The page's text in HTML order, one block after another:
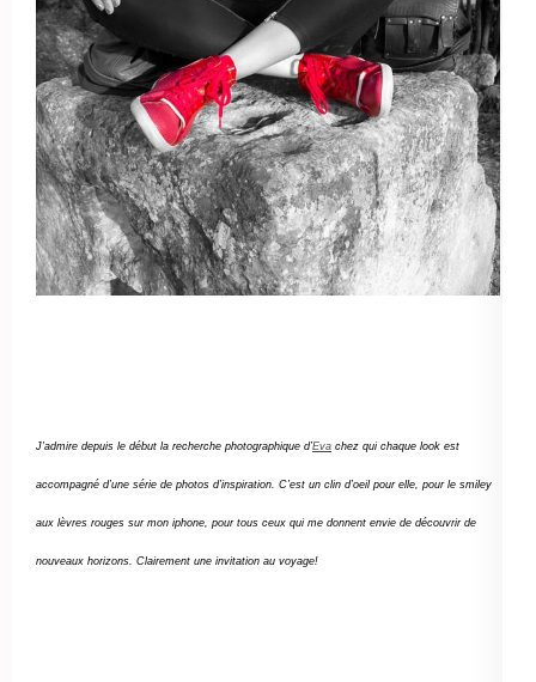
J’admire depuis le début la recherche photographique d’Eva chez qui chaque look est
accompagné d’une série de photos d’inspiration. C’est un clin d’oeil pour elle, pour le smiley
aux lèvres rouges sur mon iphone, pour tous ceux qui me donnent envie de découvrir de
nouveaux horizons. Clairement une invitation au voyage!